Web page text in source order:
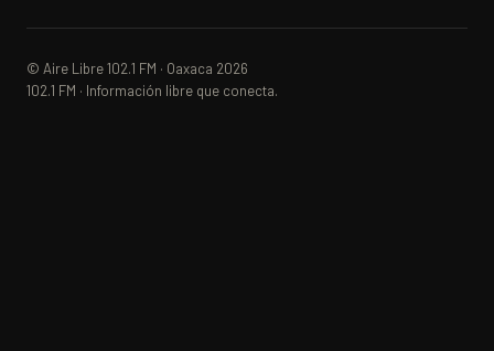
© Aire Libre 102.1 FM · Oaxaca 2026
102.1 FM · Información libre que conecta.